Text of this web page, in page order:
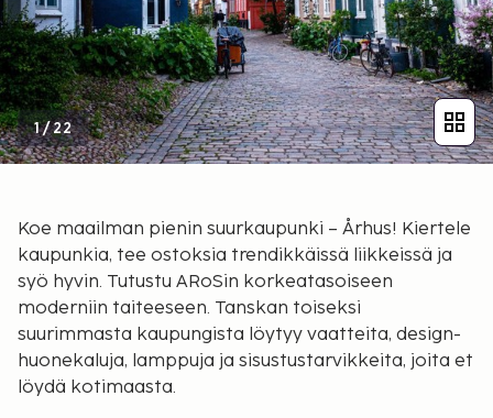
1/22
Koe maailman pienin suurkaupunki – Århus! Kiertele
kaupunkia, tee ostoksia trendikkäissä liikkeissä ja
syö hyvin. Tutustu ARoSin korkeatasoiseen
moderniin taiteeseen. Tanskan toiseksi
suurimmasta kaupungista löytyy vaatteita, design-
huonekaluja, lamppuja ja sisustustarvikkeita, joita et
löydä kotimaasta.